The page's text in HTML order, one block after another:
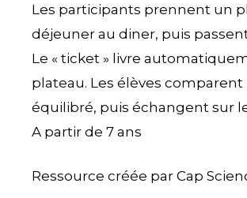
Les participants prennent un
déjeuner au diner, puis
Le « ticket » livre
plateau. Les élèves
équilibré, puis échangent sur
A partir de 7 ans
Ressource créée par Cap